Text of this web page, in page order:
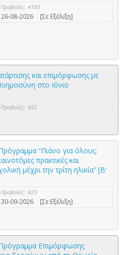
Προβολές: 4193
26-08-2026 [Σε Εξέλιξη]
και επιμόρφωσης με
στο Ιόνιο
Προβολές: 432
“Πιάνο για όλους:
πρακτικές και
μέχρι την τρίτη ηλικία” [Β'
Προβολές: 425
30-09-2026 [Σε Εξέλιξη]
Επιμόρφωσης